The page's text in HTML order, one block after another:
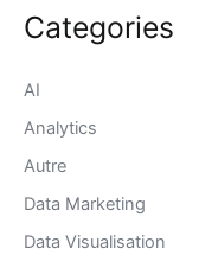
Categories
AI
Analytics
Autre
Data Marketing
Data Visualisation